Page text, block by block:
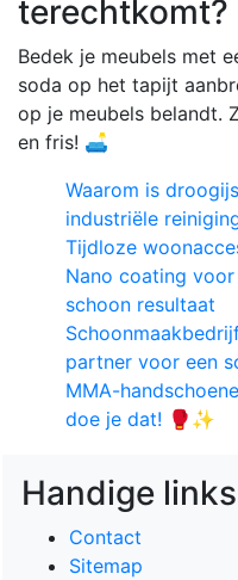
terechtkomt?
Bedek je meubels met
soda op het tapijt
op je meubels belandt.
en fris! 🛋️
Waarom is
industriële
Tijdloze
Nano coating
schoon resultaat
partner voor een
MMA-
doe je dat! 🥊✨
Handige links
Contact
Sitemap